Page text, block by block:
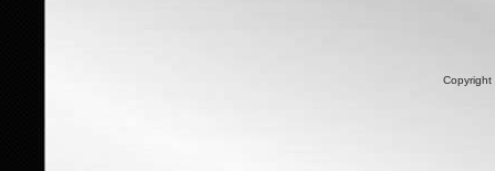
Copyright